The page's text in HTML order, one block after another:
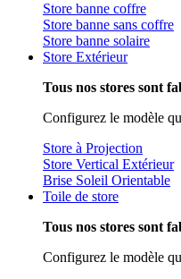
Store banne coffre
Store banne sans coffre
Store banne solaire
Store Extérieur
Tous nos stores sont
Configurez le modèle
Store à Projection
Store Vertical Extérieur
Brise Soleil Orientable
Toile de store
Tous nos stores sont
Configurez le modèle